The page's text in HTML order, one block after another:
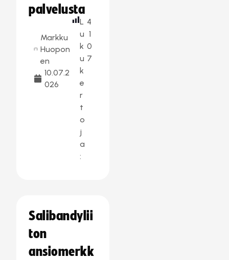
palvelusta
Markku
Huopon
en
10.07.2
026
L
u
k
u
k
e
r
t
o
j
a
:
4
1
0
7
Salibandylii
ton
ansiomerkk